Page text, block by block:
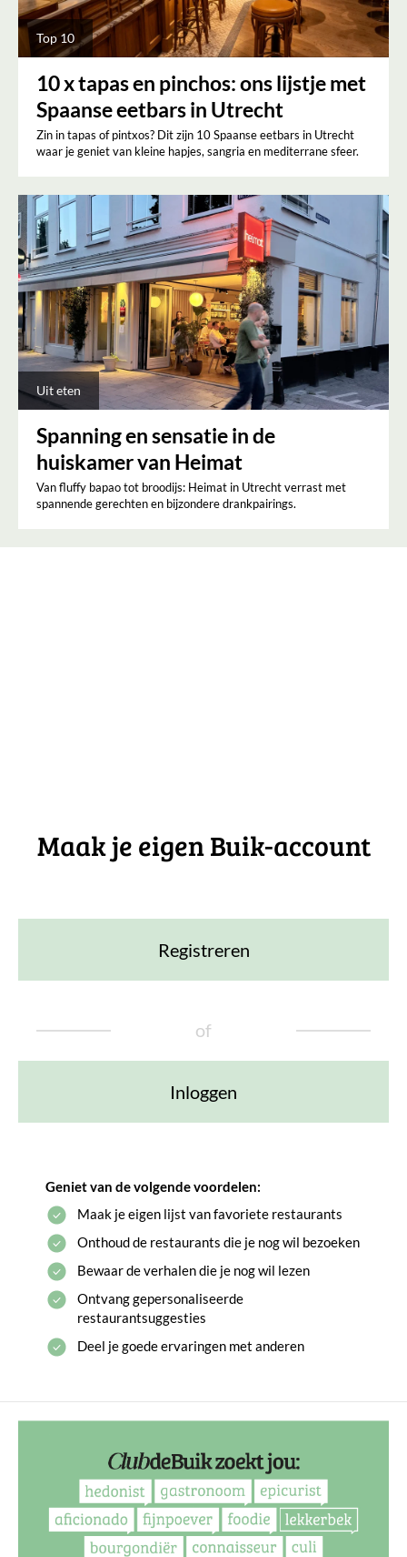
Top 10
10 x tapas en pinchos: ons lijstje met
Spaanse eetbars in Utrecht
Zin in tapas of pintxos? Dit zijn 10 Spaanse eetbars in Utrecht
waar je geniet van kleine hapjes, sangria en mediterrane sfeer.
Uit eten
Spanning en sensatie in de
huiskamer van Heimat
Van fluffy bapao tot broodijs: Heimat in Utrecht verrast met
spannende gerechten en bijzondere drankpairings.
Maak je eigen Buik-account
Registreren
of
Inloggen
Geniet van de volgende voordelen:
Maak je eigen lijst van favoriete restaurants
Onthoud de restaurants die je nog wil bezoeken
Bewaar de verhalen die je nog wil lezen
Ontvang gepersonaliseerde
restaurantsuggesties
Deel je goede ervaringen met anderen